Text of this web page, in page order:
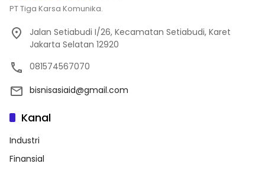
PT Tiga Karsa Komunika.
Jalan Setiabudi I/26, Kecamatan Setiabudi, Karet
Jakarta Selatan 12920
081574567070
bisnisasiaid@gmail.com
Kanal
Industri
Finansial